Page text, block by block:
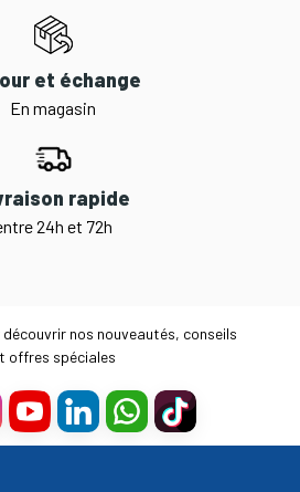
et échange
En magasin
rapide
24h et 72h
nos nouveautés, conseils
offres spéciales